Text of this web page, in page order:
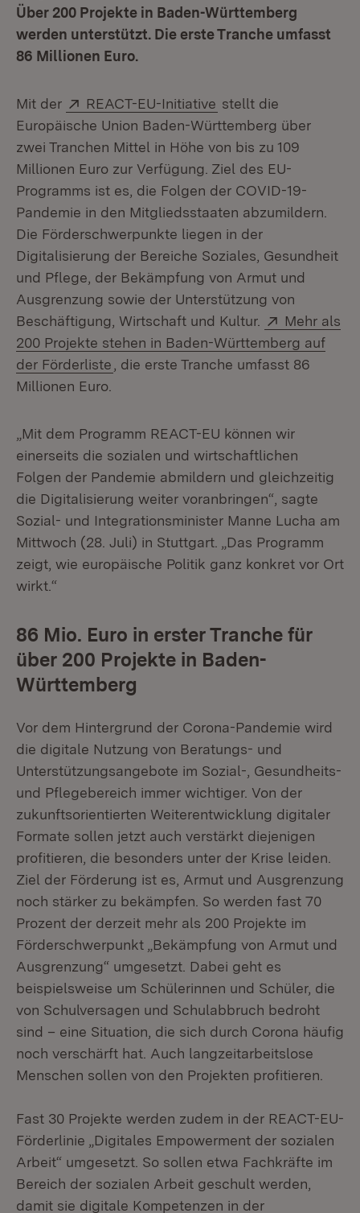
Über 200 Projekte in Baden-Württemberg
werden unterstützt. Die erste Tranche umfasst
86 Millionen Euro.
Mit der Extern:
REACT-EU-Initiative (Öffnet in neuem
stellt die
Europäische Union Baden-Württemberg über
zwei Tranchen Mittel in Höhe von bis zu 109
Millionen Euro zur Verfügung. Ziel des EU-
Programms ist es, die Folgen der COVID-19-
Pandemie in den Mitgliedsstaaten abzumildern.
Die Förderschwerpunkte liegen in der
Digitalisierung der Bereiche Soziales, Gesundheit
und Pflege, der Bekämpfung von Armut und
Ausgrenzung sowie der Unterstützung von
Beschäftigung, Wirtschaft und Kultur.
Extern:
Mehr als
200 Projekte stehen in Baden-Württemberg auf
der Förderliste (Öffnet in neuem Fenster)
, die erste Tranche umfasst 86
Millionen Euro.
„Mit dem Programm REACT-EU können wir
einerseits die sozialen und wirtschaftlichen
Folgen der Pandemie abmildern und gleichzeitig
die Digitalisierung weiter voranbringen“, sagte
Sozial- und Integrationsminister Manne Lucha am
Mittwoch (28. Juli) in Stuttgart. „Das Programm
zeigt, wie europäische Politik ganz konkret vor Ort
wirkt.“
86 Mio. Euro in erster Tranche für
über 200 Projekte in Baden-
Württemberg
Vor dem Hintergrund der Corona-Pandemie wird
die digitale Nutzung von Beratungs- und
Unterstützungsangebote im Sozial-, Gesundheits-
und Pflegebereich immer wichtiger. Von der
zukunftsorientierten Weiterentwicklung digitaler
Formate sollen jetzt auch verstärkt diejenigen
profitieren, die besonders unter der Krise leiden.
Ziel der Förderung ist es, Armut und Ausgrenzung
noch stärker zu bekämpfen. So werden fast 70
Prozent der derzeit mehr als 200 Projekte im
Förderschwerpunkt „Bekämpfung von Armut und
Ausgrenzung“ umgesetzt. Dabei geht es
beispielsweise um Schülerinnen und Schüler, die
von Schulversagen und Schulabbruch bedroht
sind – eine Situation, die sich durch Corona häufig
noch verschärft hat. Auch langzeitarbeitslose
Menschen sollen von den Projekten profitieren.
Fast 30 Projekte werden zudem in der REACT-EU-
Förderlinie „Digitales Empowerment der sozialen
Arbeit“ umgesetzt. So sollen etwa Fachkräfte im
Bereich der sozialen Arbeit geschult werden,
damit sie digitale Kompetenzen in der